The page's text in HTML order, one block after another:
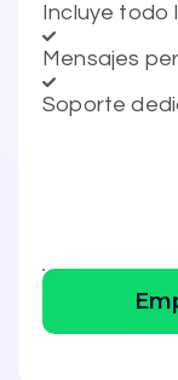
Incluye todo
Mensajes
Soporte